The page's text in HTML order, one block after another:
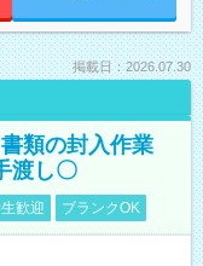
掲載日：2026.07.30
類の封入作業
渡し〇
歓迎 ブランクOK